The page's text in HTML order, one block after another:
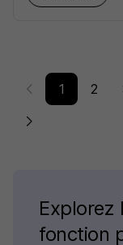
1 2
Explorez
fonction